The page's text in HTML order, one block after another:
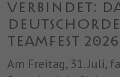
verbindet:
Teamfest 2026
Am Freitag, 31. Juli,